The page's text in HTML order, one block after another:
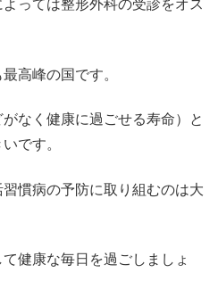
っては整形外科の受診をオス
高峰の国です。
なく健康に過ごせる寿命）と
です。
慣病の予防に取り組むのは大
健康な毎日を過ごしましょ